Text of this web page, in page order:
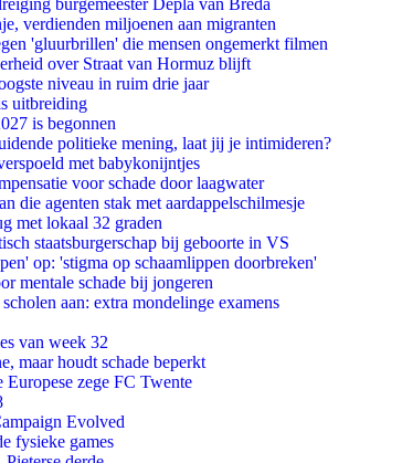
burgemeester Depla van Breda
verdienden miljoenen aan migranten
'gluurbrillen' die mensen ongemerkt filmen
over Straat van Hormuz blijft
niveau in ruim drie jaar
uitbreiding
is begonnen
politieke mening, laat jij je intimideren?
met babykonijntjes
voor schade door laagwater
die agenten stak met aardappelschilmesje
met lokaal 32 graden
staatsburgerschap bij geboorte in VS
op: 'stigma op schaamlippen doorbreken'
mentale schade bij jongeren
aan: extra mondelinge examens
van week 32
maar houdt schade beperkt
zege FC Twente
Evolved
fysieke games